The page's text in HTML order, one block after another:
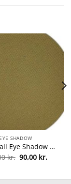
EYE SHADOW
MAC Small Eye Shadow Matte Refill 1,5 gr. – Mo' Money Mo' Problems fra MAC Cosmetics
kr. Den
oprindelige
120,00 kr..
90,00 kr.Den
90,00